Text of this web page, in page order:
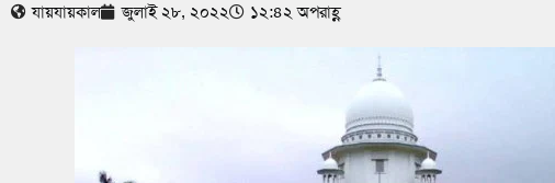
যায়যায়কাল জুলাই ২৮, ২০২২ ১২:৪২ অপরাহ্ণ